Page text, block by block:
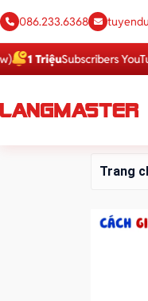
086.233.6368
1 TriệuSubscribers YouTube
Trang